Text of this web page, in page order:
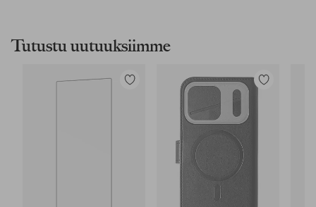
Tutustu uutuuksiimme
Lisää
Lisää